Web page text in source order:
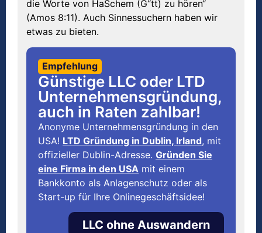
die Worte von HaSchem (G“tt) zu hören“
(Amos 8:11). Auch Sinnessuchern haben wir
etwas zu bieten.
Empfehlung
Günstige LLC oder LTD
Unternehmensgründung,
auch in Raten zahlbar!
Anonyme Unternehmensgründung in den
USA! LTD Gründung in Dublin, Irland, mit
offizieller Dublin-Adresse. Gründen Sie
eine Firma in den USA mit einem
Bankkonto als Anlagenschutz oder als
Start-up für Ihre Onlinegeschäftsidee!
LLC ohne Auswandern